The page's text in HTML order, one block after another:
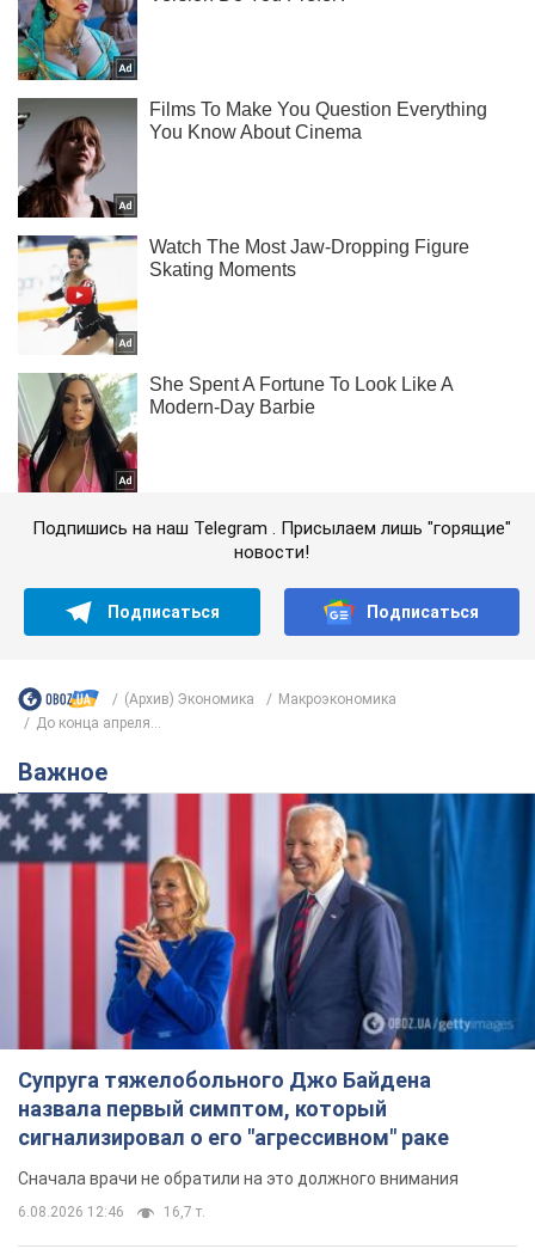
Подпишись на наш Telegram . Присылаем лишь "горящие"
новости!
Подписаться Подписаться
(Архив) Экономика
Mакроэкономика
До конца апреля...
Важное
Супруга тяжелобольного Джо Байдена
назвала первый симптом, который
сигнализировал о его "агрессивном" раке
Сначала врачи не обратили на это должного внимания
6.08.2026 12:46 16,7 т.